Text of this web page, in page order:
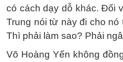
có cách dạy dỗ khác. Đối
Trung nói từ này đi cho nó
Thì phải làm sao? Phải
Võ Hoàng Yến không